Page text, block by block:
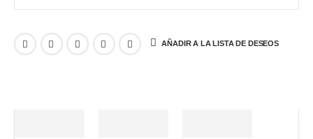
AÑADIR A LA LISTA DE DESEOS